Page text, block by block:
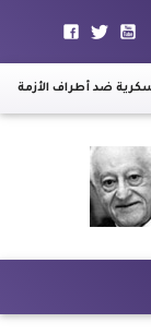
ضد أطراف الأزمة في